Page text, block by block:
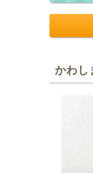
かわし